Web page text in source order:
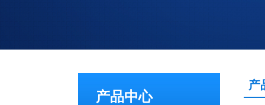
产品中心
产